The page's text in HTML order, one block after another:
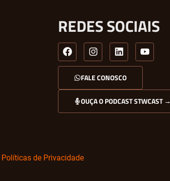
REDES SOCIAIS
FALE CONOSCO
OUÇA O PODCAST STWCAST →
Políticas de Privacidade